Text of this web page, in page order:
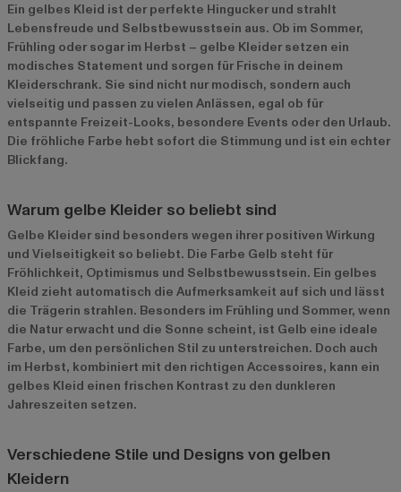
Ein gelbes Kleid ist der perfekte Hingucker und strahlt
Lebensfreude und Selbstbewusstsein aus. Ob im Sommer,
Frühling oder sogar im Herbst – gelbe Kleider setzen ein
modisches Statement und sorgen für Frische in deinem
Kleiderschrank. Sie sind nicht nur modisch, sondern auch
vielseitig und passen zu vielen Anlässen, egal ob für
entspannte Freizeit-Looks, besondere Events oder den Urlaub.
Die fröhliche Farbe hebt sofort die Stimmung und ist ein echter
Blickfang.
Warum gelbe Kleider so beliebt sind
Gelbe Kleider sind besonders wegen ihrer positiven Wirkung
und Vielseitigkeit so beliebt. Die Farbe Gelb steht für
Fröhlichkeit, Optimismus und Selbstbewusstsein. Ein gelbes
Kleid zieht automatisch die Aufmerksamkeit auf sich und lässt
die Trägerin strahlen. Besonders im Frühling und Sommer, wenn
die Natur erwacht und die Sonne scheint, ist Gelb eine ideale
Farbe, um den persönlichen Stil zu unterstreichen. Doch auch
im Herbst, kombiniert mit den richtigen Accessoires, kann ein
gelbes Kleid einen frischen Kontrast zu den dunkleren
Jahreszeiten setzen.
Verschiedene Stile und Designs von gelben
Kleidern